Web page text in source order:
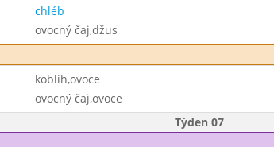
chléb
ovocný čaj,džus
koblih,ovoce
ovocný čaj,ovoce
Týden 07